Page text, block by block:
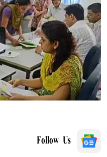
Follow Us